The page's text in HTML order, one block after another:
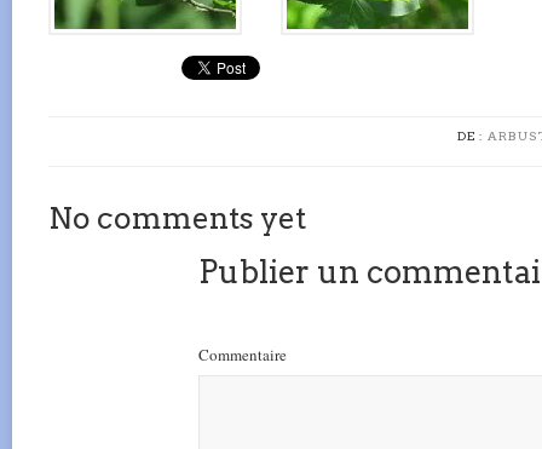
DE :
No comments yet
Publier un
Commentaire